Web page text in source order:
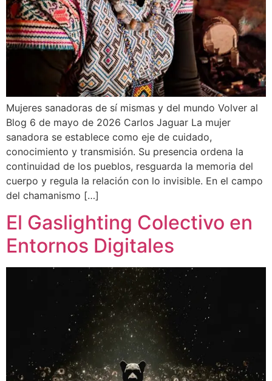
Mujeres sanadoras de sí mismas y del mundo Volver al
Blog 6 de mayo de 2026 Carlos Jaguar La mujer
sanadora se establece como eje de cuidado,
conocimiento y transmisión. Su presencia ordena la
continuidad de los pueblos, resguarda la memoria del
cuerpo y regula la relación con lo invisible. En el campo
del chamanismo […]
El Gaslighting Colectivo en
Entornos Digitales